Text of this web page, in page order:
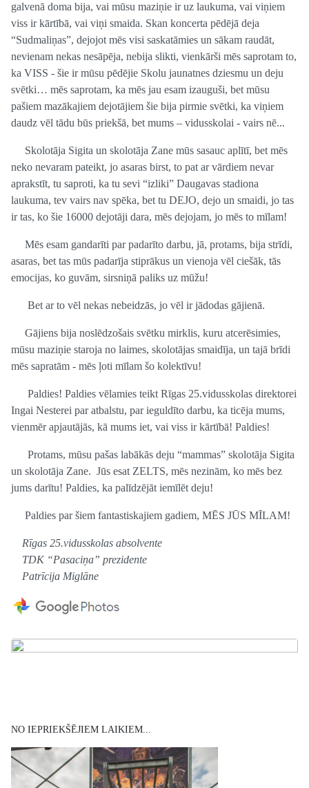
galvenā doma bija, vai mūsu maziņie ir uz laukuma, vai viņiem
viss ir kārtībā, vai viņi smaida. Skan koncerta pēdējā deja
“Sudmaliņas”, dejojot mēs visi saskatāmies un sākam raudāt,
nevienam nekas nesāpēja, nebija slikti, vienkārši mēs saprotam to,
ka VISS - šie ir mūsu pēdējie Skolu jaunatnes dziesmu un deju
svētki… mēs saprotam, ka mēs jau esam izauguši, bet mūsu
pašiem mazākajiem dejotājiem šie bija pirmie svētki, ka viņiem
daudz vēl tādu būs priekšā, bet mums – vidusskolai - vairs nē...
Skolotāja Sigita un skolotāja Zane mūs sasauc aplītī, bet mēs
neko nevaram pateikt, jo asaras birst, to pat ar vārdiem nevar
aprakstīt, tu saproti, ka tu sevi “izliki” Daugavas stadiona
laukuma, tev vairs nav spēka, bet tu DEJO, dejo un smaidi, jo tas
ir tas, ko šie 16000 dejotāji dara, mēs dejojam, jo mēs to mīlam!
Mēs esam gandarīti par padarīto darbu, jā, protams, bija strīdi,
asaras, bet tas mūs padarīja stiprākus un vienoja vēl ciešāk, tās
emocijas, ko guvām, sirsniņā paliks uz mūžu!
Bet ar to vēl nekas nebeidzās, jo vēl ir jādodas gājienā.
Gājiens bija noslēdzošais svētku mirklis, kuru atcerēsimies,
mūsu maziņie staroja no laimes, skolotājas smaidīja, un tajā brīdi
mēs sapratām - mēs ļoti mīlam šo kolektīvu!
Paldies! Paldies vēlamies teikt Rīgas 25.vidusskolas direktorei
Ingai Nesterei par atbalstu, par ieguldīto darbu, ka ticēja mums,
vienmēr apjautājās, kā mums iet, vai viss ir kārtībā! Paldies!
Protams, mūsu pašas labākās deju “mammas” skolotāja Sigita
un skolotāja Zane. Jūs esat ZELTS, mēs nezinām, ko mēs bez
jums darītu! Paldies, ka palīdzējāt iemīlēt deju!
Paldies par šiem fantastiskajiem gadiem, MĒS JŪS MĪLAM!
Rīgas 25.vidusskolas absolvente
TDK “Pasaciņa” prezidente
Patrīcija Miglāne
NO IEPRIEKŠĒJIEM LAIKIEM...